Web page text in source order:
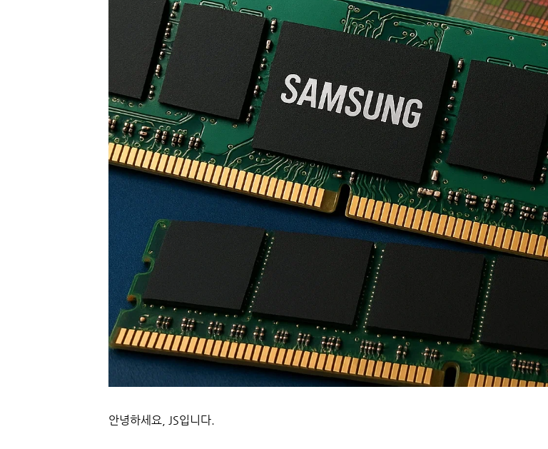
안녕하세요, JS입니다.